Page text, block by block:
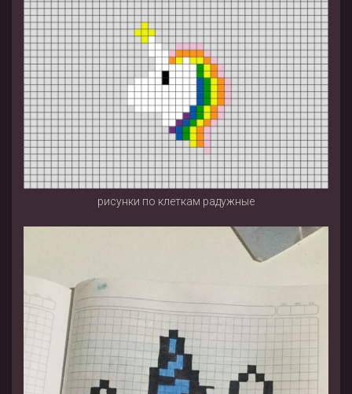
рисунки по клеткам радужные